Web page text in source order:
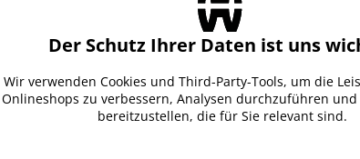
Der Schutz Ihrer Daten ist uns
Wir verwenden Cookies und Third-Party-Tools, um die
Onlineshops zu verbessern, Analysen durchzuführen
bereitzustellen, die für Sie relevant sind.